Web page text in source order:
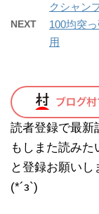
クシャン
NEXT
100均突
用
読者登録で最新
もしまた読み
と登録お願いし
(*´з`)